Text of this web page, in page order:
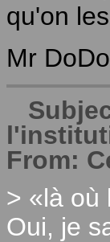
qu'on
Mr DoDo
From:
> «là où
Oui, je